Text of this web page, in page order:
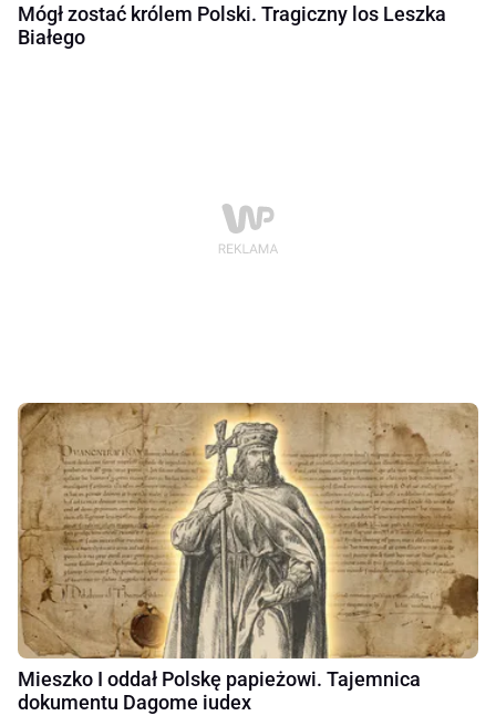
Mógł zostać królem Polski. Tragiczny los Leszka
Białego
Mieszko I oddał Polskę papieżowi. Tajemnica
dokumentu Dagome iudex